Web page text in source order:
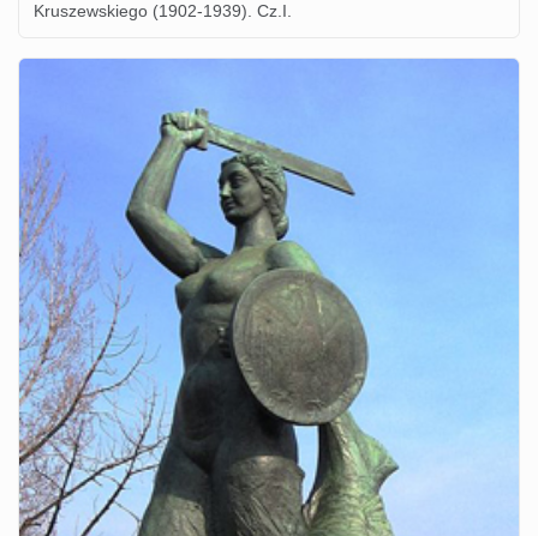
Kruszewskiego (1902-1939). Cz.I.